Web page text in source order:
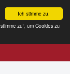
Ich stimme zu.
zu“, um Cookies zu